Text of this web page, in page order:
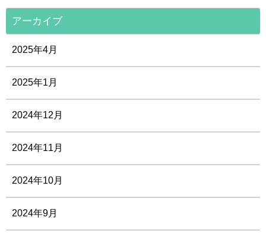
アーカイブ
2025年4月
2025年1月
2024年12月
2024年11月
2024年10月
2024年9月